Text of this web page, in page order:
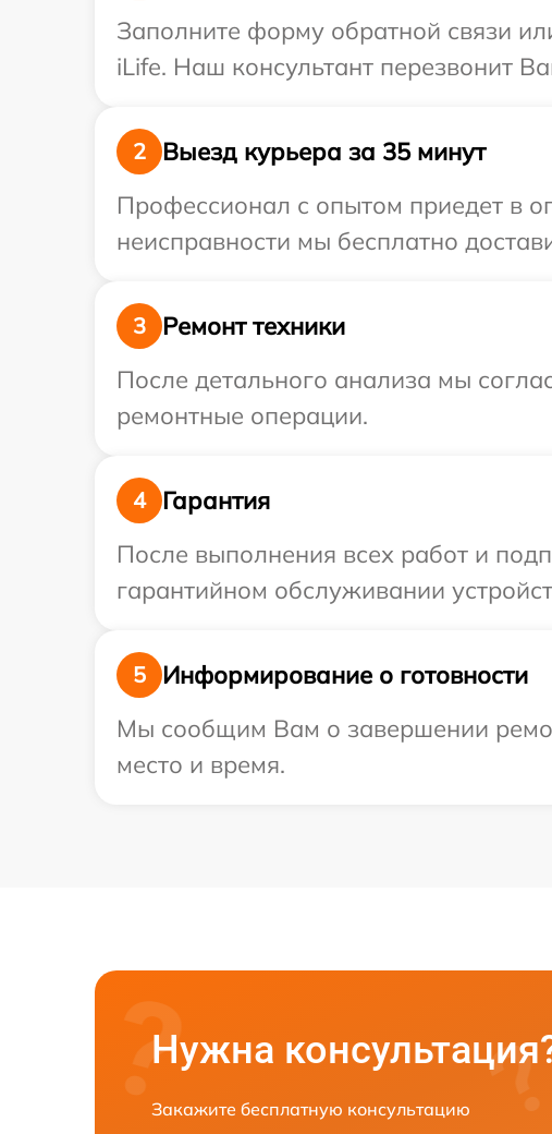
Заполните форму обратной связи
iLife. Наш консультант перезвонит
2
Выезд курьера за 35 минут
Профессионал с опытом приедет в
неисправности мы бесплатно
3
Ремонт техники
После детального анализа мы
ремонтные операции.
4
Гарантия
После выполнения всех работ и
гарантийном обслуживании
5
Информирование о готовности
Мы сообщим Вам о завершении
место и время.
Нужна
Закажите бесплатную консультацию